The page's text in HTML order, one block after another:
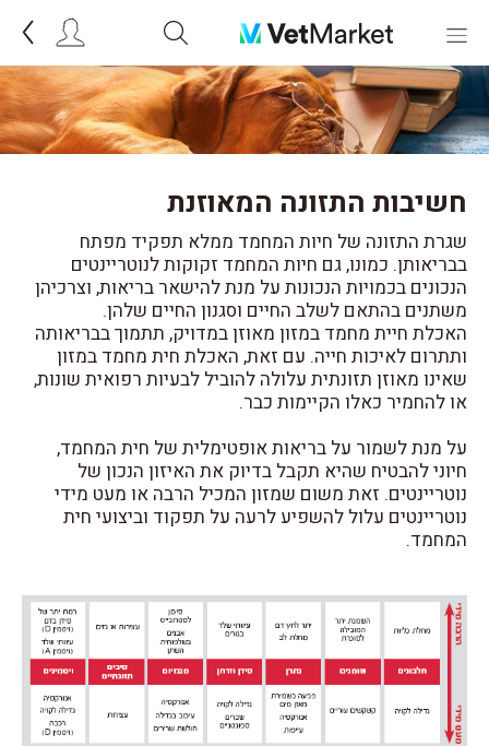
חשיבות התזונה המאוזנת
שגרת התזונה של חיות המחמד ממלא תפקיד מפתח
בבריאותן. כמונו, גם חיות המחמד זקוקות לנוטריינטים
הנכונים בכמויות הנכונות על מנת להישאר בריאות, וצרכיהן
משתנים בהתאם לשלב החיים וסגנון החיים שלהן.
האכלת חיית מחמד במזון מאוזן במדויק, תתמוך בבריאותה
ותתרום לאיכות חייה. עם זאת, האכלת חית מחמד במזון
שאינו מאוזן תזונתית עלולה להוביל לבעיות רפואית שונות,
או להחמיר כאלו הקיימות כבר.
על מנת לשמור על בריאות אופטימלית של חית המחמד,
חיוני להבטיח שהיא תקבל בדיוק את האיזון הנכון של
נוטריינטים. זאת משום שמזון המכיל הרבה או מעט מידי
נוטריינטים עלול להשפיע לרעה על תפקוד וביצועי חית
המחמד.